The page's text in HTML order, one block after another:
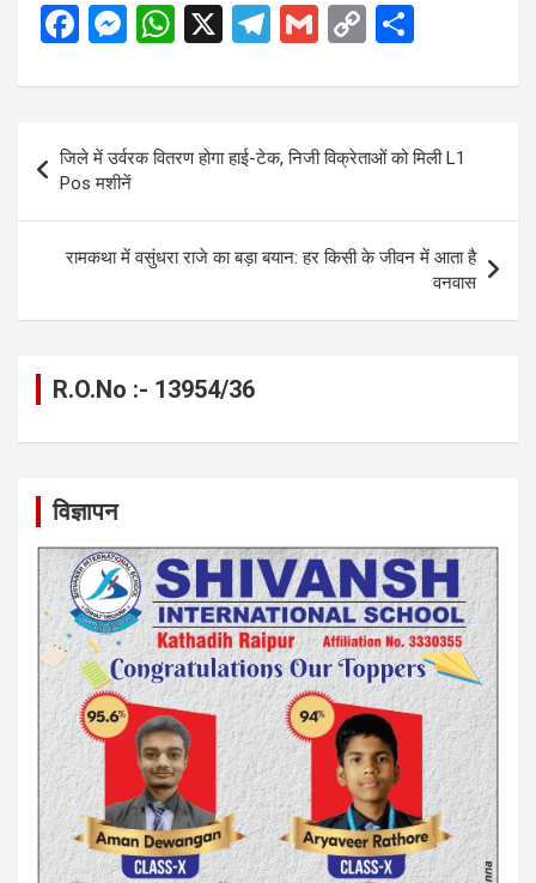
F
ce
b
o
o
k
M
se
g
er
W
at
A
p
p
X
T
e
gr
a
m
G
ail
C
py
Li
n
k
ar
e
Post
navigation
जिले में उर्वरक वितरण होगा हाई-टेक, निजी विक्रेताओं को मिली L1
Pos मशीनें
रामकथा में वसुंधरा राजे का बड़ा बयान: हर किसी के जीवन में आता है
वनवास
R.O.No :- 13954/36
विज्ञापन